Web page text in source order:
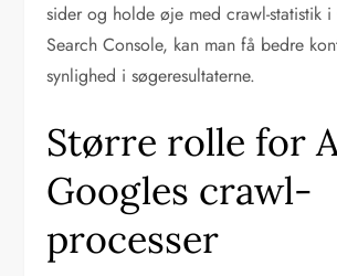
sider og holde øje med crawl-statistik
Search Console, kan man få bedre
synlighed i søgeresultaterne.
Større rolle for
Googles crawl-
processer